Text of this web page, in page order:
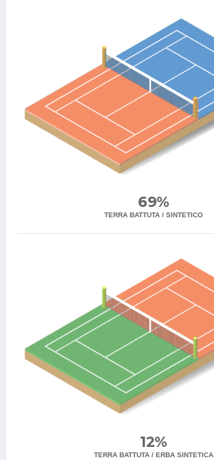
69%
TERRA BATTUTA / SINTETICO
12%
TERRA BATTUTA / ERBA SINTETICA